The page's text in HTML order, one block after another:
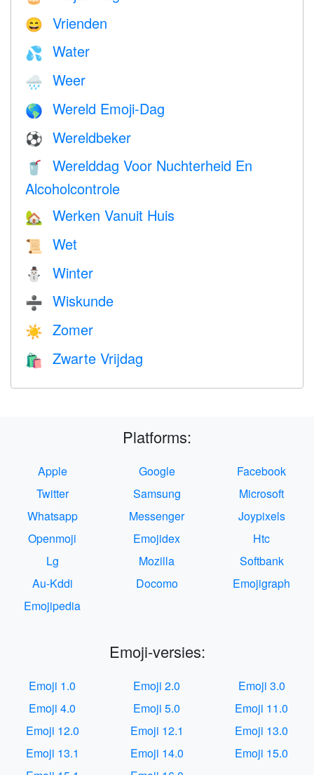
😄 Vrienden
💦 Water
🌧 Weer
🌎 Wereld Emoji-Dag
⚽ Wereldbeker
🥤
Werelddag Voor Nuchterheid En
Alcoholcontrole
🏡 Werken Vanuit Huis
📜 Wet
⛄ Winter
➗ Wiskunde
☀️ Zomer
🛍 Zwarte Vrijdag
Platforms:
Apple Google
Facebook
Twitter
Samsung
Microsoft
Whatsapp
Messenger
Joypixels
Openmoji
Emojidex
Htc
Lg
Mozilla
Softbank
Au-Kddi
Docomo
Emojigraph
Emojipedia
Emoji-versies:
Emoji 1.0 Emoji 2.0
Emoji 3.0
Emoji 4.0
Emoji 5.0
Emoji 11.0
Emoji 12.0
Emoji 12.1
Emoji 13.0
Emoji 13.1
Emoji 14.0
Emoji 15.0